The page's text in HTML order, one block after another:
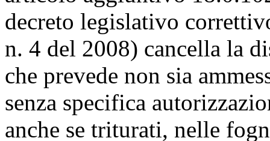
decreto legislativo
n. 4 del 2008) cancella la
che prevede non sia
senza specifica
anche se triturati, nelle